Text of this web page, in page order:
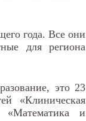
года. Все они
для региона
это 23
«Клиническая
«Математика и